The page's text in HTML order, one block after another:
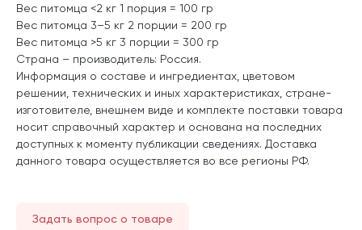
Вес питомца <2 кг 1 порция = 100 гр
Вес питомца 3–5 кг 2 порции = 200 гр
Вес питомца >5 кг 3 порции = 300 гр
Страна – производитель: Россия.
Информация о составе и ингредиентах, цветовом
решении, технических и иных характеристиках, стране-
изготовителе, внешнем виде и комплекте поставки товара
носит справочный характер и основана на последних
доступных к моменту публикации сведениях. Доставка
данного товара осуществляется во все регионы РФ.
Задать вопрос о товаре